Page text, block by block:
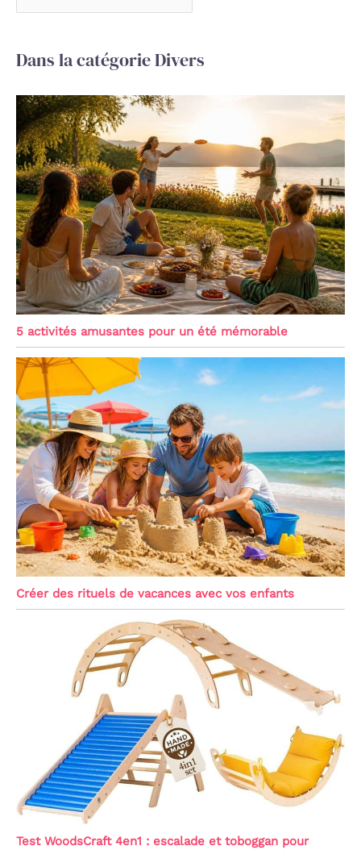
Dans la catégorie Divers
5 activités amusantes pour un été mémorable
Créer des rituels de vacances avec vos enfants
Test WoodsCraft 4en1 : escalade et toboggan pour